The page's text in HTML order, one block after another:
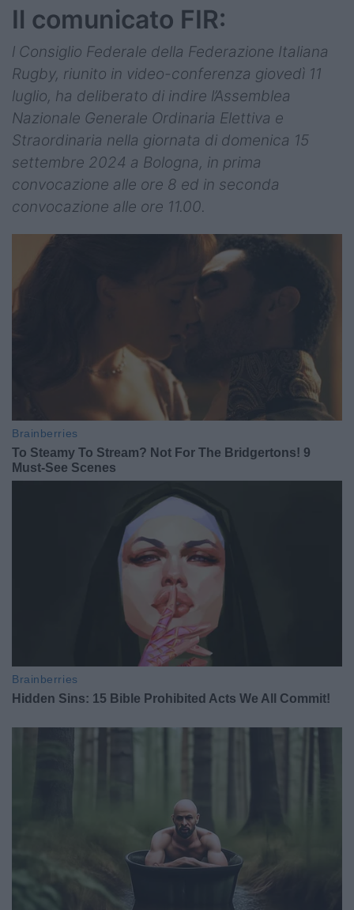
Il comunicato FIR:
l Consiglio Federale della Federazione Italiana
Rugby, riunito in video-conferenza giovedì 11
luglio, ha deliberato di indire l’Assemblea
Nazionale Generale Ordinaria Elettiva e
Straordinaria nella giornata di domenica 15
settembre 2024 a Bologna, in prima
convocazione alle ore 8 ed in seconda
convocazione alle ore 11.00.